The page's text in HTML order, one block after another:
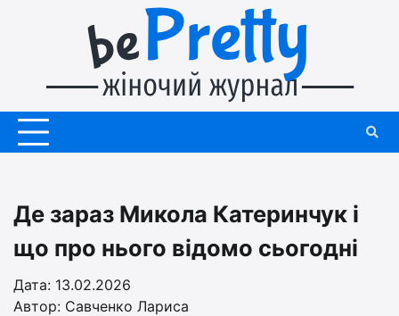
Де зараз Микола Катеринчук і
що про нього відомо сьогодні
Дата: 13.02.2026
Автор: Савченко Лариса